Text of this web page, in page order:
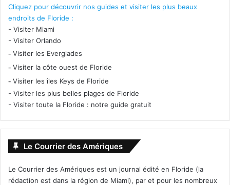
Cliquez pour découvrir nos guides et visiter les plus beaux
endroits de Floride :
- Visiter Miami
- Visiter Orlando
- Visiter les Everglades
- Visiter la côte ouest de Floride
- Visiter les îles Keys de Floride
- Visiter les plus belles plages de Floride
- Visiter toute la Floride : notre guide gratuit
Le Courrier des Amériques
Le Courrier des Amériques est un journal édité en Floride (la
rédaction est dans la région de Miami), par et pour les nombreux